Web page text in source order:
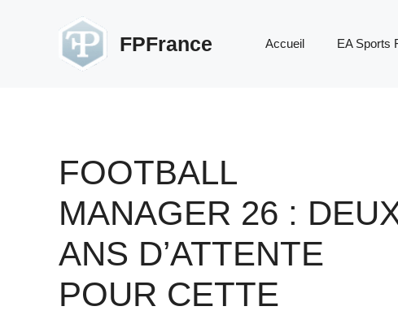
FPFrance Accueil EA Sports
FOOTBALL
MANAGER 26 :
ANS D’ATTENTE
POUR CETTE